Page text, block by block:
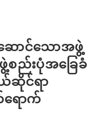
းဆောင်သောအဖွဲ့
ည်းပုံအခြေခံ
ဆိုင်ရာ
ောက်